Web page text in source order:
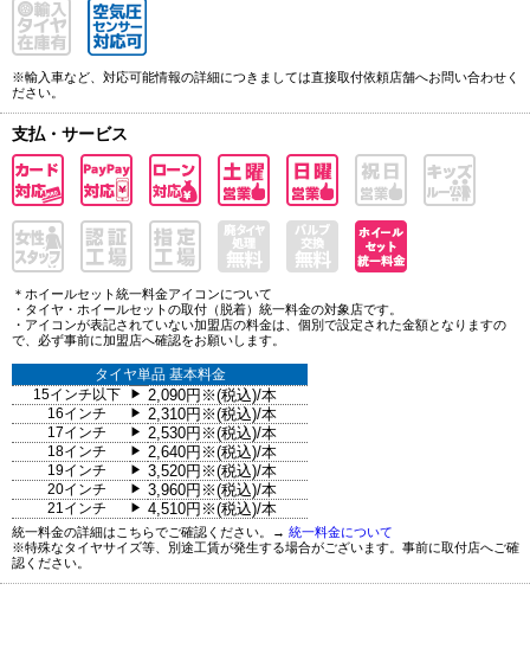
※輸入車など、対応可能情報の詳細につきましては直接取付依頼店舗へお問い合わせく
ださい。
支払・サービス
＊ホイールセット統一料金アイコンについて
・タイヤ・ホイールセットの取付（脱着）統一料金の対象店です。
・アイコンが表記されていない加盟店の料金は、個別で設定された金額となりますの
で、必ず事前に加盟店へ確認をお願いします。
タイヤ単品 基本料金
15インチ以下
▶ 2,090円※(税込)/本
16インチ ▶ 2,310円※(税込)/本
17インチ ▶ 2,530円※(税込)/本
18インチ ▶ 2,640円※(税込)/本
19インチ ▶ 3,520円※(税込)/本
20インチ ▶ 3,960円※(税込)/本
21インチ ▶ 4,510円※(税込)/本
統一料金の詳細はこちらでご確認ください。→ 統一料金について
※特殊なタイヤサイズ等、別途工賃が発生する場合がございます。事前に取付店へご確
認ください。